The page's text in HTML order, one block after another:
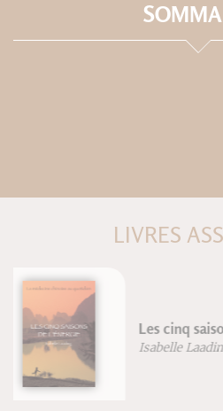
LIVRES
Traité de
chinois
Michel